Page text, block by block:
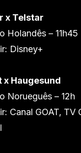
x Telstar
Holandês – 11h45
Disney+
x Haugesund
Norueguês – 12h
Canal GOAT, TV